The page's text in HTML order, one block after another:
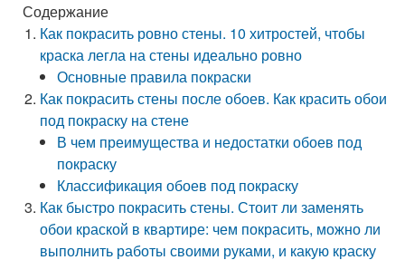
Содержание
Как покрасить ровно стены. 10 хитростей, чтобы
краска легла на стены идеально ровно
Основные правила покраски
Как покрасить стены после обоев. Как красить обои
под покраску на стене
В чем преимущества и недостатки обоев под
покраску
Классификация обоев под покраску
Как быстро покрасить стены. Стоит ли заменять
обои краской в квартире: чем покрасить, можно ли
выполнить работы своими руками, и какую краску